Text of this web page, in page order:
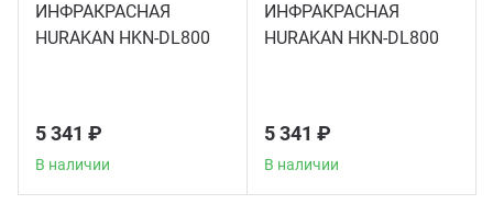
ИНФРАКРАСНАЯ
HURAKAN HKN-DL800
5 341 ₽
В наличии
ИНФРАКРАСНАЯ
HURAKAN HKN-DL800
5 341 ₽
В наличии